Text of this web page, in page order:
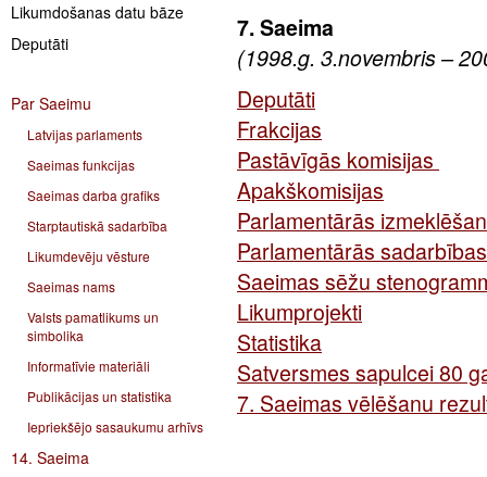
Likumdošanas datu bāze
Deputāti
Par Saeimu
Latvijas parlaments
Saeimas funkcijas
Saeimas darba grafiks
Starptautiskā sadarbība
Likumdevēju vēsture
Saeimas nams
Valsts pamatlikums un
simbolika
Informatīvie materiāli
Publikācijas un statistika
Iepriekšējo sasaukumu arhīvs
14. Saeima
7. Saeima
(1998.g. 3.novembris –
Deputāti
Frakcijas
Pastāvīgās komisijas
Apakškomisijas
Parlamentārās
Parlamentārās
Saeimas sēžu
Likumprojekti
Statistika
Satversmes sapulcei 80
7. Saeimas vēlēšanu